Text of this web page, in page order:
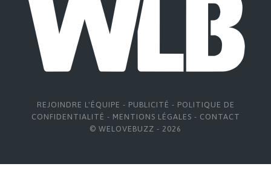
REJOINDRE L'ÉQUIPE - PUBLICITÉ - POLITIQUE DE
CONFIDENTIALITÉ - MENTIONS LÉGALES - CONTACT
© WELOVEBUZZ - 2026